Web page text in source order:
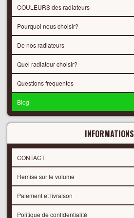
COULEURS des radiateurs
Pourquoi nous choisir?
De nos radiateurs
Quel radiateur choisir?
Questions frequentes
Blog
INFORMATIONS
CONTACT
Remise sur le volume
Paiement et livraison
Politique de confidentialité